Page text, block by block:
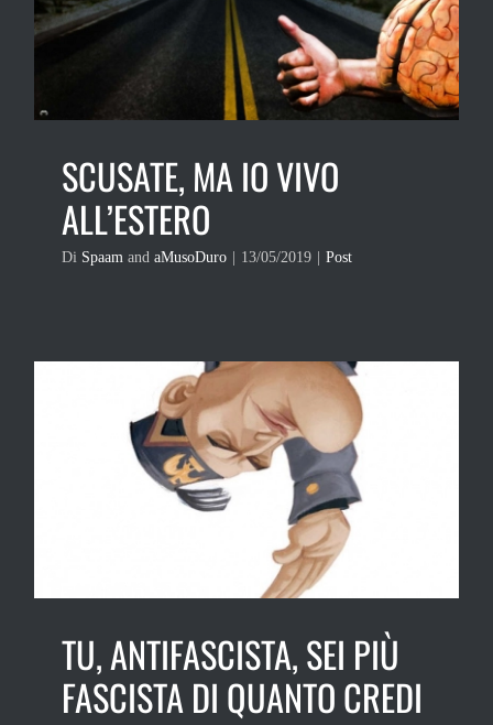
SCUSATE, MA IO VIVO
ALL’ESTERO
Di Spaam and aMusoDuro 13/05/2019 Post
TU, ANTIFASCISTA, SEI PIÙ
FASCISTA DI QUANTO CREDI